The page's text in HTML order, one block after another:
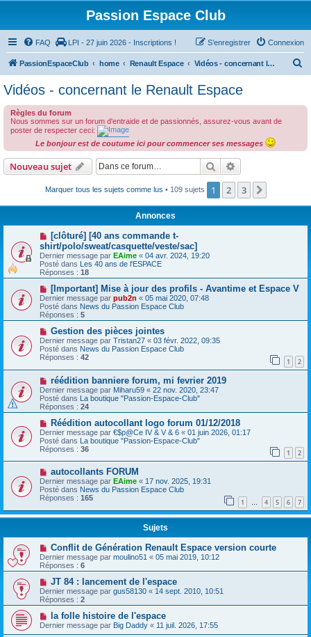
Passion Espace Club
FAQ LPI - 27 juin 2026 - Inscriptions ! Connexion
S’enregistrer
PassionEspaceClub home Renault Espace Vidéos - concernant le Renault Espace
Vidéos - concernant le Renault Espace
Règles du forum
Nous sommes sur un forum d'entraide et de passionnés, assurez-vous avant de
poster de respecter ceci:
Le bonjour est de coutume ici pour commencer ses messages
Nouveau sujet Rechercher
Marquer tous les sujets comme lus • 109 sujets 1 2 3
Annonces
[clôturé] [40 ans commande t-
shirt/polo/sweat/casquette/veste/sac]
Dernier message par EAime « 04 avr. 2024, 19:20
Posté dans Les 40 ans de l'ESPACE
Réponses : 18
[Important] Mise à jour des profils - Avantime et Espace V
Dernier message par pub2n « 05 mai 2020, 07:48
Posté dans News du Passion Espace Club
Réponses : 5
Gestion des pièces jointes
Dernier message par Tristan27 « 03 févr. 2022, 09:35
Posté dans News du Passion Espace Club
Réponses : 42 1 2
réédition banniere forum, mi fevrier 2019
Dernier message par Miharu59 « 22 nov. 2020, 23:47
Posté dans La boutique "Passion-Espace-Club"
Réponses : 24
Réédition autocollant logo forum 01/12/2018
Dernier message par €$p@Ce IV & V & 6 « 01 juin 2026, 01:17
Posté dans La boutique "Passion-Espace-Club"
Réponses : 36 1 2
autocollants FORUM
Dernier message par EAime « 17 nov. 2025, 19:31
Posté dans News du Passion Espace Club
Réponses : 165 1 … 4 5 6 7
Sujets
Conflit de Génération Renault Espace version courte
Dernier message par moulino51 « 05 mai 2019, 10:12
Réponses : 6
JT 84 : lancement de l'espace
Dernier message par gus58130 « 14 sept. 2010, 10:51
Réponses : 2
la folle histoire de l'espace
Dernier message par Big Daddy « 11 juil. 2026, 17:55